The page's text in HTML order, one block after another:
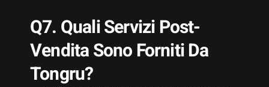
Q7. Quali Servizi Post-
Vendita Sono Forniti Da
Tongru?